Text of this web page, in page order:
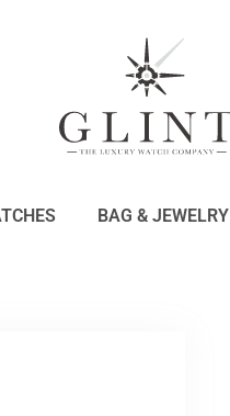
BAG & JEWELRY